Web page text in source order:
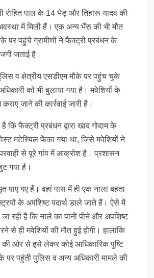
रोहित पाल के 14 भेड़ और तिहारू यादव की
में मिली हैं। एक अन्य भैंस की भी मौत
पर पहुंचे ग्रामीणों ने फैक्ट्री प्रबंधन के
जताई है।
व क्षेत्रीय एसडीएम मौके पर पहुंच चुके
को भी बुलाया गया है। मवेशियों के
कराए जाने की कार्रवाई जारी है।
कि फैक्ट्री प्रबंधन द्वारा खाद गोदाम के
मटेरियल फेंका गया था, जिसे मवेशियों ने
से पूरे गांव में आक्रोश है। प्रशासन
गया है।
पाए गए हैं। वहां पास में ही एक नाला बहता
के अपशिष्ट पदार्थ डाले जाते हैं। ऐसे में
रही है कि नाले का पानी पीने और अपशिष्ट
से ही मवेशियों की मौत हुई होगी। हालांकि
ओर से इसे लेकर कोई आधिकारिक पुष्टि
पर पहुंती पुलिस व अन्य अधिकारी मामले की